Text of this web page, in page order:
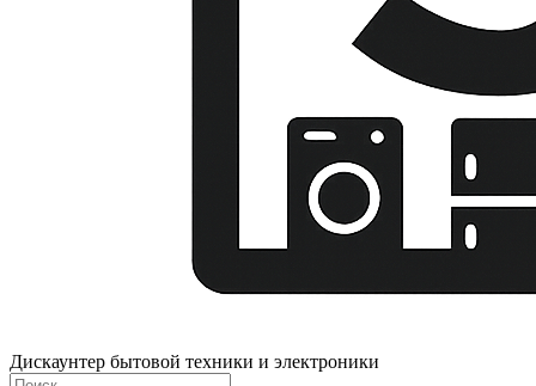
Дискаунтер бытовой техники и электроники